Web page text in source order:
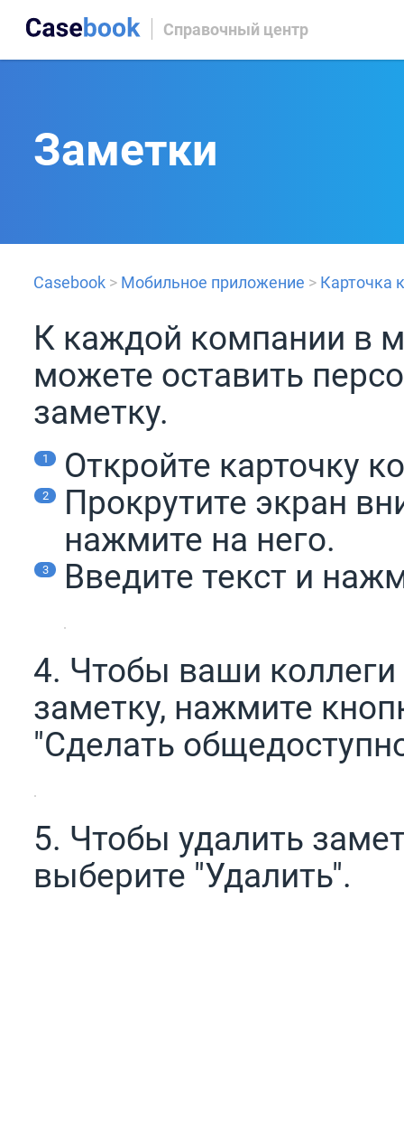
Справочный центр
Заметки
Casebook > Мобильное приложение > Карточка
К каждой компании в
можете оставить
заметку.
Откройте карточку
Прокрутите экран
нажмите на него.
Введите текст и
4. Чтобы ваши
заметку, нажмите
"Сделать
5. Чтобы удалить
выберите "Удалить".